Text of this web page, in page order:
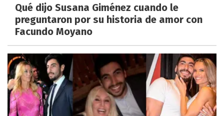
Qué dijo Susana Giménez cuando le
preguntaron por su historia de amor con
Facundo Moyano